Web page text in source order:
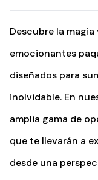
Descubre la
emocionantes
diseñados para
inolvidable. En
amplia gama de
que te llevarán a
desde una